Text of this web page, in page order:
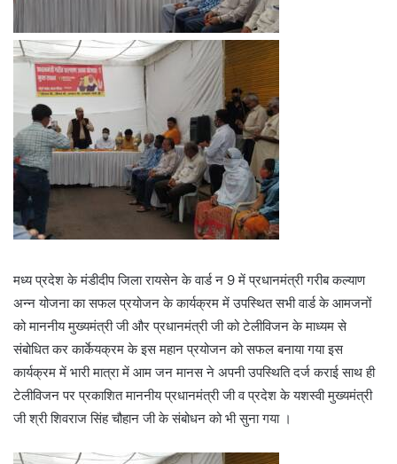
मध्य प्रदेश के मंडीदीप जिला रायसेन के वार्ड न 9 में प्रधानमंत्री गरीब कल्याण
अन्न योजना का सफल प्रयोजन के कार्यक्रम में उपस्थित सभी वार्ड के आमजनों
को माननीय मुख्यमंत्री जी और प्रधानमंत्री जी को टेलीविजन के माध्यम से
संबोधित कर कार्केयक्रम के इस महान प्रयोजन को सफल बनाया गया इस
कार्यक्रम में भारी मात्रा में आम जन मानस ने अपनी उपस्थिति दर्ज कराई साथ ही
टेलीविजन पर प्रकाशित माननीय प्रधानमंत्री जी व प्रदेश के यशस्वी मुख्यमंत्री
जी श्री शिवराज सिंह चौहान जी के संबोधन को भी सुना गया ।